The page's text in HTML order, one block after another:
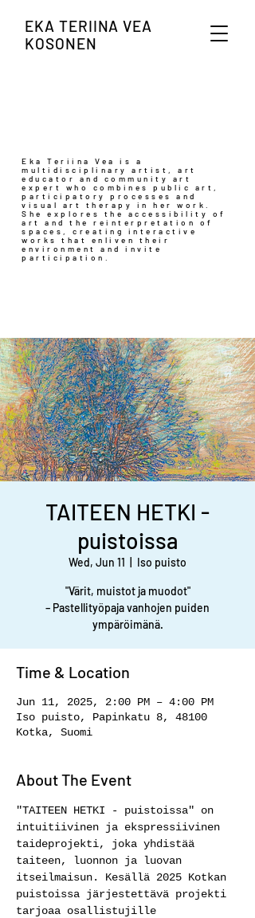
EKA TERIINA VEA
KOSONEN
Eka Teriina Vea is a
multidisciplinary artist, art
educator and community art
expert who combines public art,
participatory processes and
visual art therapy in her work.
She explores the accessibility of
art and the reinterpretation of
spaces, creating interactive
works that enliven their
environment and invite
participation.
TAITEEN HETKI -
puistoissa
Wed, Jun 11 Iso puisto
"Värit, muistot ja muodot"
– Pastellityöpaja vanhojen puiden
ympäröimänä.
Time & Location
Jun 11, 2025, 2:00 PM – 4:00 PM
Iso puisto, Papinkatu 8, 48100
Kotka, Suomi
About The Event
"TAITEEN HETKI - puistoissa" on
intuitiivinen ja ekspressiivinen
taideprojekti, joka yhdistää
taiteen, luonnon ja luovan
itseilmaisun. Kesällä 2025 Kotkan
puistoissa järjestettävä projekti
tarjoaa osallistujille